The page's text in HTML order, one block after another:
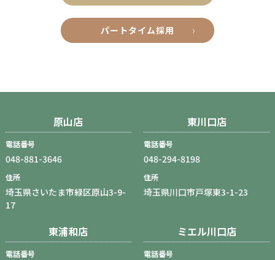
パートタイム採用
原山店
電話番号
048-881-3646
住所
埼玉県さいたま市緑区原山3-9-
17
東川口店
電話番号
048-294-8198
住所
埼玉県川口市戸塚東3-1-23
東浦和店
電話番号
ミエル川口店
電話番号